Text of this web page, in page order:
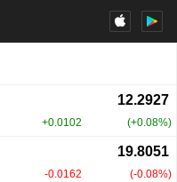
+0.0102 +0.08%
-0.0162 -0.08%